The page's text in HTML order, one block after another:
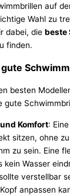
auf
Wahl zu
dabei, diebeste
finden.
besten
gute
Komfort:
sitzen, ohne
zu sein. Eine
kein Wasser
verstellbar
anpassen